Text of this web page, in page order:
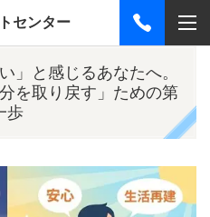
センター
」と感じるあなたへ。
を取り戻す」ための第
歩